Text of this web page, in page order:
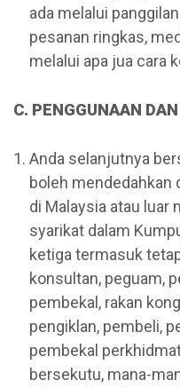
ada melalui
pesanan ringkas,
melalui apa jua cara
C. PENGGUNAAN
Anda selanjutnya
boleh mendedahkan
di Malaysia atau luar
syarikat dalam
ketiga termasuk
konsultan, peguam,
pembekal, rakan
pengiklan, pembeli,
pembekal
bersekutu, mana-